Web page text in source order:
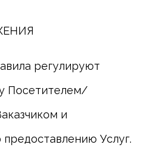
регулируют
Посетителем/
и
Услуг.